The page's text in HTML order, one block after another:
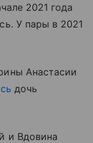
2021 года
У пары в 2021
Анастасии
дочь
и Вдовина